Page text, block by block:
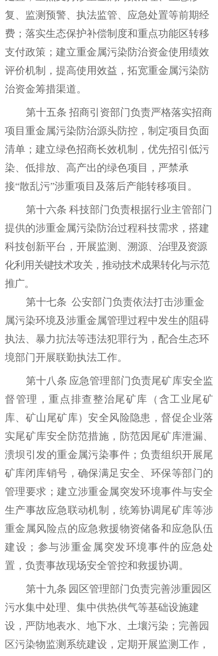
复、监测预警、执法监管、应急处置等前期经
费 ；落实生态保护补偿制度和重点功能区转移
支付政策 ； 建立重金属污染防治资金使用绩效
评价机制，提高使用效益，拓宽重金属污染防
治资金筹措渠道。
第十五条 招商引资部门负责严格落实招商
项目重金属污染防治源头防控，制定项目负面
清单；建立绿色招商长效机制，优先招引低污
染、低排放、高产出的绿色项目，严禁承
接“散乱污”涉重项目及落后产能转移项目。
第十六条 科技部门负责根据行业主管部门
提供的涉重金属污染防治过程科技需求，搭建
科技创新平台，开展监测、溯源、 治理及资源
化利用关键技术攻关，推动技术成果转化与示范
推广。
第十七条 公安部门负责依法打击涉重金
属污染环境及涉重金属管理过程中发生的阻碍
执法、暴力抗法等违法犯罪行为，配合生态环
境部门开展联勤执法工作。
第十八条 应急管理部门负责尾矿库安全监
督管理，重点排查整治尾矿库（含工业尾矿
库、矿山尾矿库）安全风险隐患，督促企业落
实尾矿库安全防范措施，防范因尾矿库泄漏、
溃坝引发的重金属污染事件；负责组织开展尾
矿库闭库销号，确保满足安全、环保等部门的
管理要求 ； 建立涉重金属突发环境事件与安全
生产事故应急联动机制，统筹协调尾矿库等涉
重金属风险点的应急救援物资储备和应急队伍
建设；参与涉重金属突发环境事件的应急处
置，负责事故现场安全管控和救援协调。
第十九条 园区管理部门负责完善涉重园区
污水集中处理、集中供热供气等基础设施建
设， 严防地表水、地下水、土壤污染；完善园
区污染物监测系统建设，定期开展监测工作，